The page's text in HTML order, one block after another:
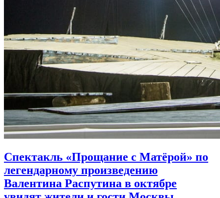
Спектакль «Прощание с Матёрой» по
легендарному произведению
Валентина Распутина в октябре